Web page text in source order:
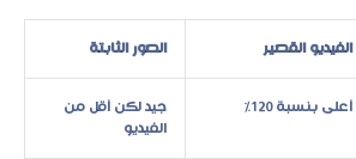
الفيديو القصير الصور الثابتة
أعلى بنسبة 120%
جيد لكن أقل من
الفيديو